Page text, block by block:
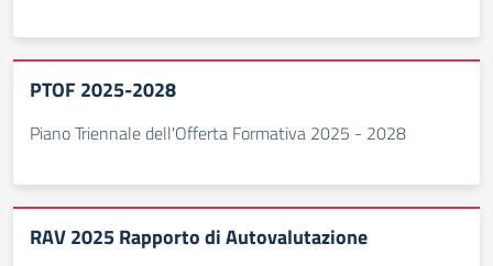
PTOF 2025-2028
Piano Triennale dell'Offerta Formativa 2025 - 2028
RAV 2025 Rapporto di Autovalutazione